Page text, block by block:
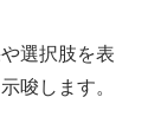
選択肢を表
唆します。